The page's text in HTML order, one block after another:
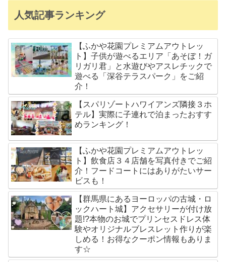
人気記事ランキング
【ふかや花園プレミアムアウトレッ
ト】子供が遊べるエリア「あそぼ！ガ
リガリ君」と水遊びやアスレチックで
遊べる「深谷テラスパーク」をご紹
介！
【スパリゾートハワイアンズ隣接３ホ
テル】実際に子連れで泊まったおすす
めランキング！
【ふかや花園プレミアムアウトレッ
ト】飲食店３４店舗を写真付きでご紹
介！フードコートにはありがたいサー
ビスも！
【群馬県にあるヨーロッパの古城・ロ
ックハート城】アクセサリーが付け放
題!?本物のお城でプリンセスドレス体
験やオリジナルブレスレット作りが楽
しめる！お得なクーポン情報もありま
す☆